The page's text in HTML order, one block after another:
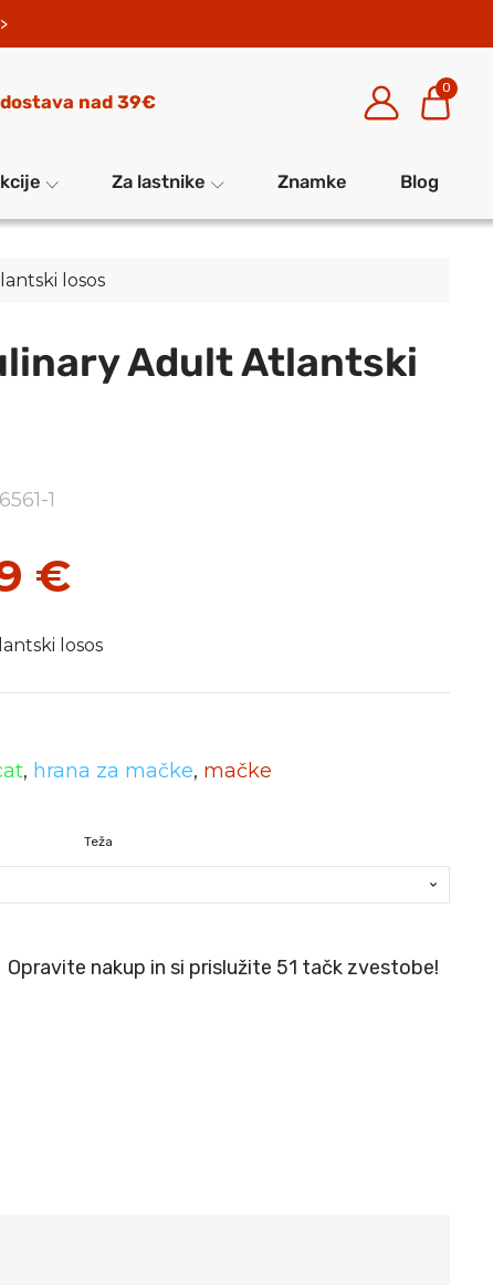
nad 39€
0
Za lastnike Znamke Blog
losos
Adult Atlantski
1
€
losos
, hrana za mačke, mačke
Teža
Opravite nakup in si prislužite 51 tačk zvestobe!